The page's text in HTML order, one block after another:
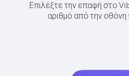
Επιλέξτε την επαφή στο
αριθμό από την